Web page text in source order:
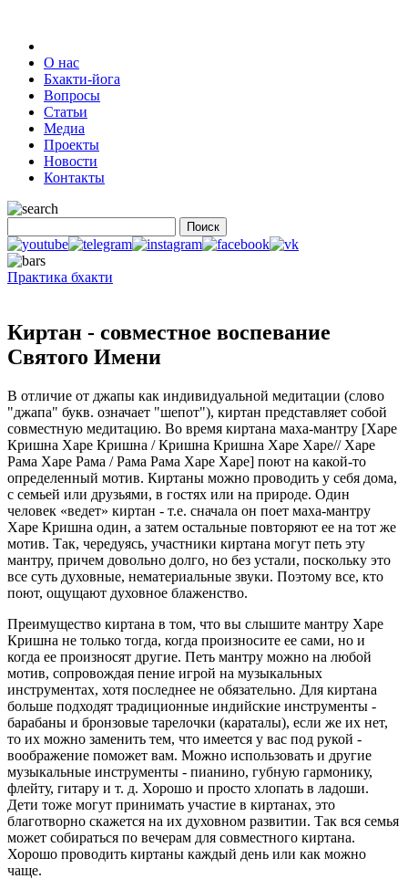
О нас
Бхакти-йога
Вопросы
Статьи
Медиа
Проекты
Новости
Контакты
Практика бхакти
Киртан - совместное воспевание
Святого Имени
В отличие от джапы как индивидуальной медитации (слово
"джапа" букв. означает "шепот"), киртан представляет собой
совместную медитацию. Во время киртана маха-мантру [Харе
Кришна Харе Кришна / Кришна Кришна Харе Харе// Харе
Рама Харе Рама / Рама Рама Харе Харе] поют на какой-то
определенный мотив. Киртаны можно проводить у себя дома,
с семьей или друзьями, в гостях или на природе. Один
человек «ведет» киртан - т.е. сначала он поет маха-мантру
Харе Кришна один, а затем остальные повторяют ее на тот же
мотив. Так, чередуясь, участники киртана могут петь эту
мантру, причем довольно долго, но без устали, поскольку это
все суть духовные, нематериальные звуки. Поэтому все, кто
поют, ощущают духовное блаженство.
Преимущество киртана в том, что вы слышите мантру Харе
Кришна не только тогда, когда произносите ее сами, но и
когда ее произносят другие. Петь мантру можно на любой
мотив, сопровождая пение игрой на музыкальных
инструментах, хотя последнее не обязательно. Для киртана
больше подходят традиционные индийские инструменты -
барабаны и бронзовые тарелочки (караталы), если же их нет,
то их можно заменить тем, что имеется у вас под рукой -
воображение поможет вам. Можно использовать и другие
музыкальные инструменты - пианино, губную гармонику,
флейту, гитару и т. д. Хорошо и просто хлопать в ладоши.
Дети тоже могут принимать участие в киртанах, это
благотворно скажется на их духовном развитии. Так вся семья
может собираться по вечерам для совместного киртана.
Хорошо проводить киртаны каждый день или как можно
чаще.